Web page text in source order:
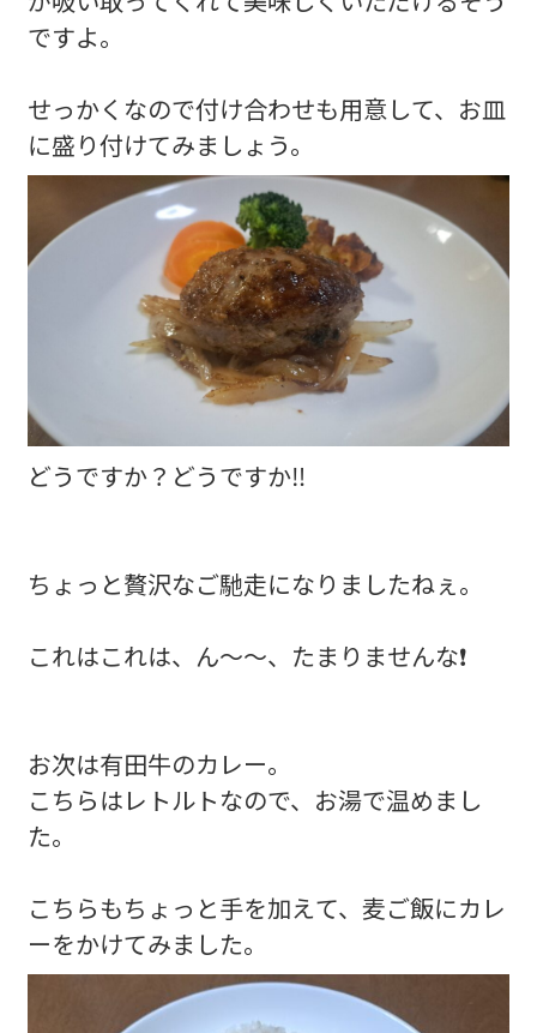
ですよ。
せっかくなので付け合わせも用意して、お皿
に盛り付けてみましょう。
どうですか？どうですか‼️
ちょっと贅沢なご馳走になりましたねぇ。
これはこれは、ん～～、たまりませんな❗
お次は有田牛のカレー。
こちらはレトルトなので、お湯で温めまし
た。
こちらもちょっと手を加えて、麦ご飯にカレ
ーをかけてみました。